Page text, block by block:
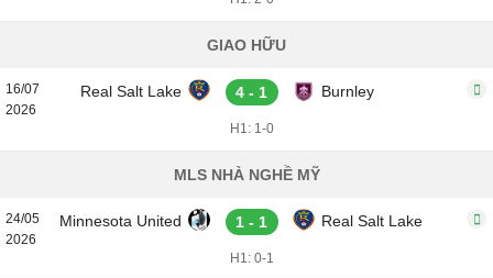
GIAO HỮU
16/07
2026
Real Salt Lake 4 - 1 Burnley
H1: 1-0
MLS NHÀ NGHỀ MỸ
24/05
2026
Minnesota United 1 - 1 Real Salt Lake
H1: 0-1